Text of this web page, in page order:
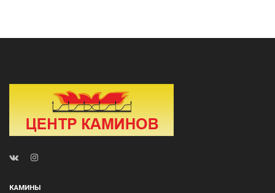
КАМИНЫ